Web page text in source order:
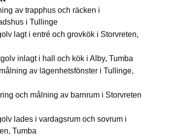
av trapphus och räcken i
i Tullinge
lagt i entré och grovkök i Storvreten,
inlagt i hall och kök i Alby, Tumba
av lägenhetsfönster i Tullinge,
och målning av barnrum i Storvreten
lades i vardagsrum och sovrum i
Tumba